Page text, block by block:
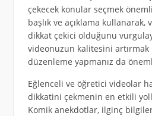
çekecek konular seçmek
başlık ve açıklama
dikkat çekici olduğunu
videonuzun kalitesini
düzenleme yapmanız da
Eğlenceli ve öğretici videolar
dikkatini çekmenin en etkili
Komik anekdotlar, ilginç